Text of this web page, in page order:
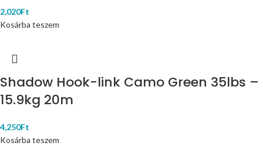
2,020Ft
Kosárba teszem
Shadow Hook-link Camo Green 35lbs –
15.9kg 20m
4,250Ft
Kosárba teszem